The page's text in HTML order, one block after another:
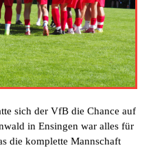
sich der VfB die Chance auf
in Ensingen war alles für
die komplette Mannschaft